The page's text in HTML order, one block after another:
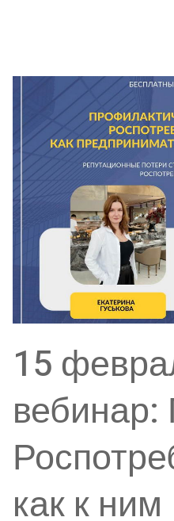
15
вебинар:
как к ним